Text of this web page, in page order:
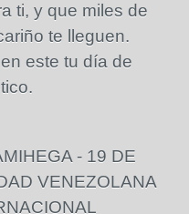
ti, y que miles de
te lleguen.
este tu día de